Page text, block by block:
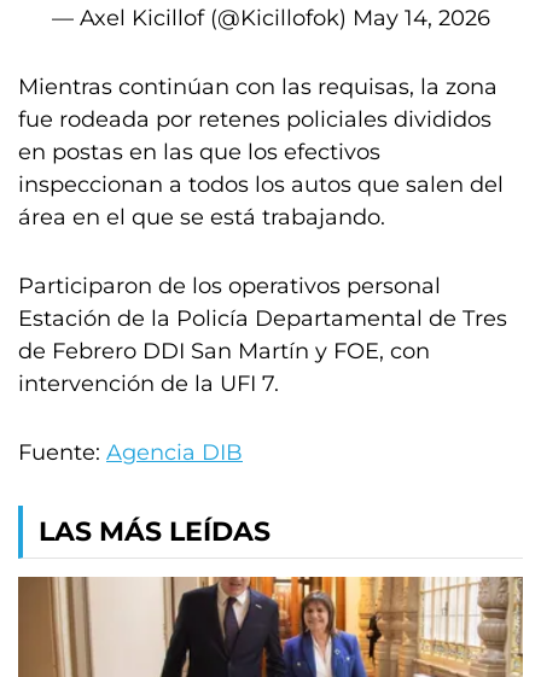
— Axel Kicillof (@Kicillofok) May 14, 2026
Mientras continúan con las requisas, la zona
fue rodeada por retenes policiales divididos
en postas en las que los efectivos
inspeccionan a todos los autos que salen del
área en el que se está trabajando.
Participaron de los operativos personal
Estación de la Policía Departamental de Tres
de Febrero DDI San Martín y FOE, con
intervención de la UFI 7.
Fuente: Agencia DIB
LAS MÁS LEÍDAS